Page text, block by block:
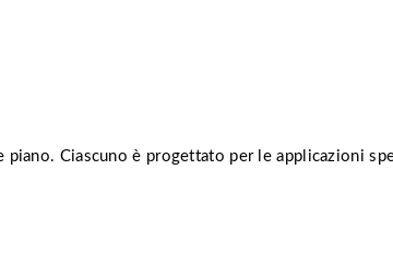
Ciascuno è progettato per le applicazioni